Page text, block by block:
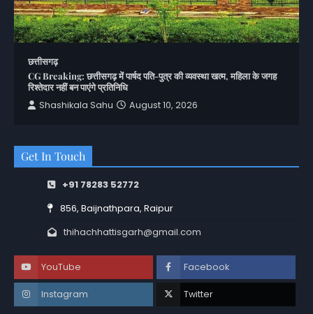
छत्तीसगढ़
CG Breaking: छत्तीसगढ़ में पार्षद पति-पुत्र की व्यवस्था खत्म, महिला के जगह
रिश्तेदार नहीं बन पाएंगे प्रतिनिधि
Shashikala Sahu
August 10, 2026
Get In Touch
+91 78283 52772
856, Baijnathpara, Raipur
thihachhattisgarh@gmail.com
YouTube Facebook
Instagram Twitter